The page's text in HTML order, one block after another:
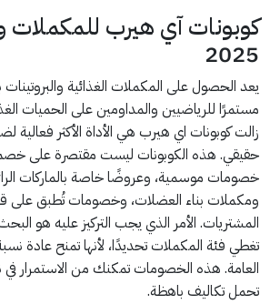
كوبونات آي هيرب للمكملات
2025
يعد الحصول على المكملات الغذائية
زالت كوبونات اي هيرب هي الأداة الأكثر فعالية
حقيقي. هذه الكوبونات ليست مقتصرة على
خصومات موسمية، وعروضًا خاصة بالماركات
ومكملات بناء العضلات، وخصومات تُطبق على
المشتريات. الأمر الذي يجب التركيز عليه هو
تغطي فئة المكملات تحديدًا، لأنها تمنح عادة
العامة. هذه الخصومات تمكنك من الاستمرار
تحمل تكاليف باهظة.